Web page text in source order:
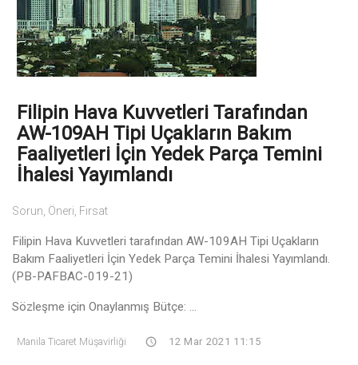
Filipin Hava Kuvvetleri Tarafından
AW-109AH Tipi Uçakların Bakım
Faaliyetleri İçin Yedek Parça Temini
İhalesi Yayımlandı
Sorun, Öneri, Fırsat
Filipin Hava Kuvvetleri tarafından AW-109AH Tipi Uçakların
Bakım Faaliyetleri İçin Yedek Parça Temini İhalesi Yayımlandı.
(PB-PAFBAC-019-21)
Sözleşme için Onaylanmış Bütçe: ...
Manila Ticaret Müşavirliği 12 Mar 2021 11:15